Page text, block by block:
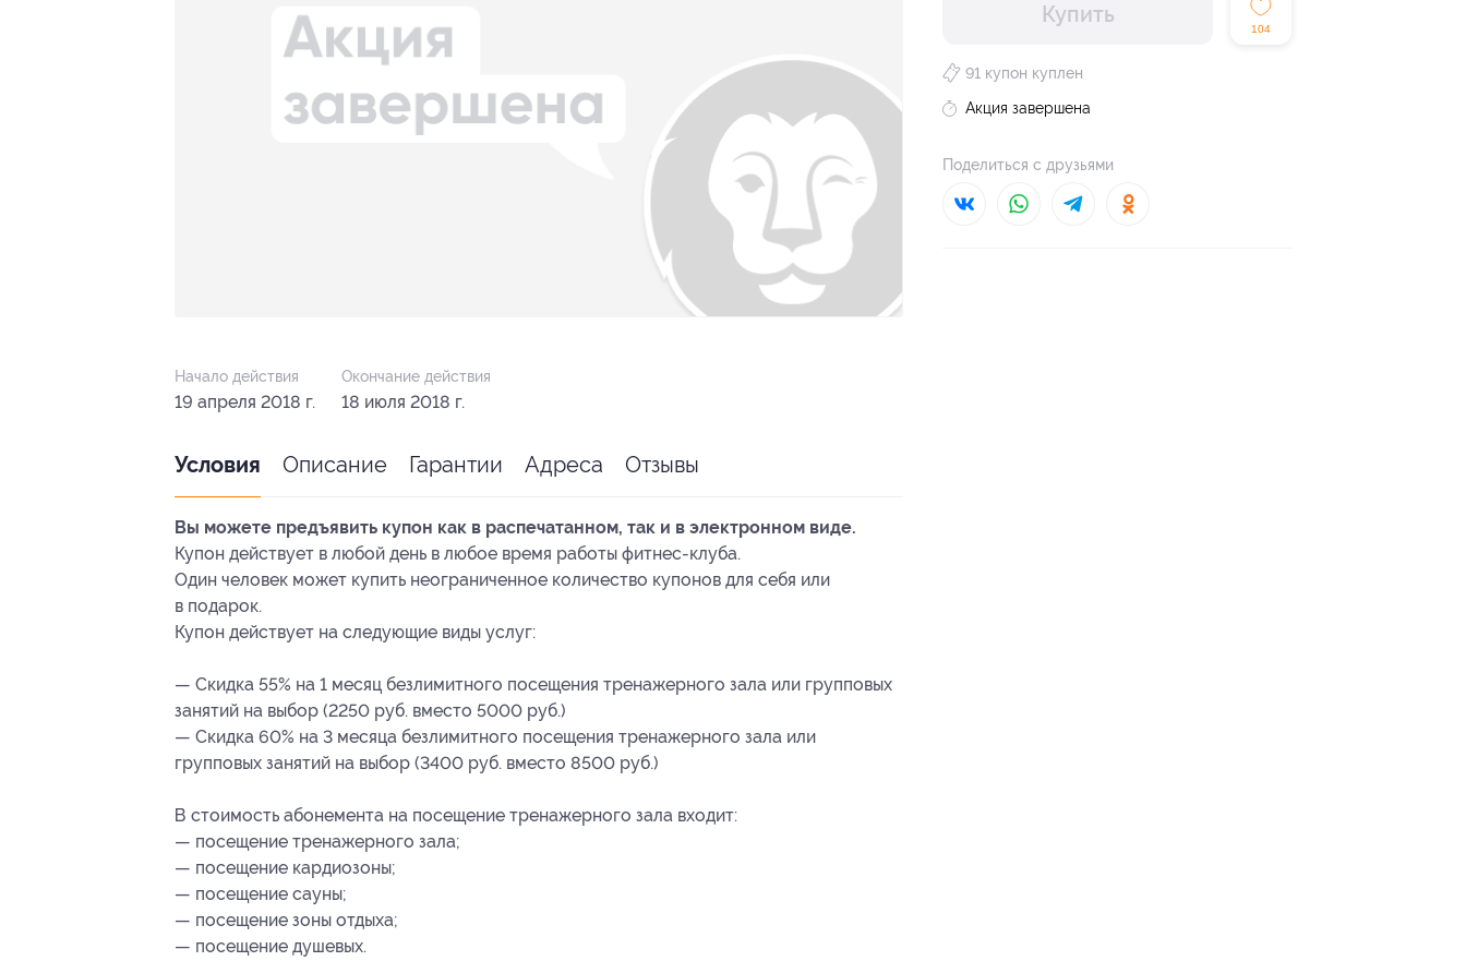
Купить
104
91 купон куплен
Акция завершена
Поделиться с друзьями
Начало действия
19 апреля 2018 г.
Окончание действия
18 июля 2018 г.
Условия Описание Гарантии Адреса Отзывы
Вы можете предъявить купон как в распечатанном, так и в электронном виде.
Купон действует в любой день в любое время работы фитнес-клуба.
Один человек может купить неограниченное количество купонов для себя или
в подарок.
Купон действует на следующие виды услуг:
— Скидка 55% на 1 месяц безлимитного посещения тренажерного зала или групповых
занятий на выбор (2250 руб. вместо 5000 руб.)
— Скидка 60% на 3 месяца безлимитного посещения тренажерного зала или
групповых занятий на выбор (3400 руб. вместо 8500 руб.)
В стоимость абонемента на посещение тренажерного зала входит:
— посещение тренажерного зала;
— посещение кардиозоны;
— посещение сауны;
— посещение зоны отдыха;
— посещение душевых.